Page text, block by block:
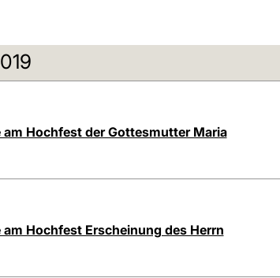
am Hochfest der Gottesmutter Maria
am Hochfest Erscheinung des Herrn